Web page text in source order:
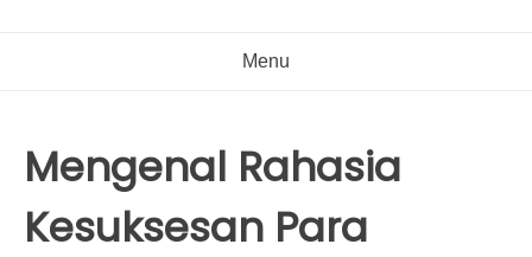
Menu
Mengenal Rahasia
Kesuksesan Para